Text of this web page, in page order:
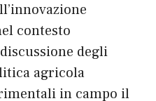
contesto
degli
agricola
in campo il